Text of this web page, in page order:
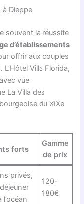
à Dieppe
souvent la réussite
d’établissements
offrir aux couples
Villa Florida,
vue
La Villa des
du XIXe
forts
Gamme
de prix
privés,
l’océan
120-
180€